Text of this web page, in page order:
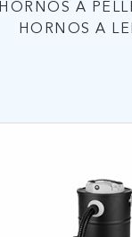
HORNOS A
HORNOS A